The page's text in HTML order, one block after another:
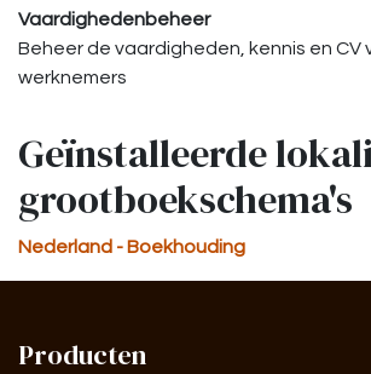
Vaardighedenbeheer
Beheer de vaardigheden, kennis en CV
werknemers
Geïnstalleerde
grootboekschema's
Nederland - Boekhouding
Producten